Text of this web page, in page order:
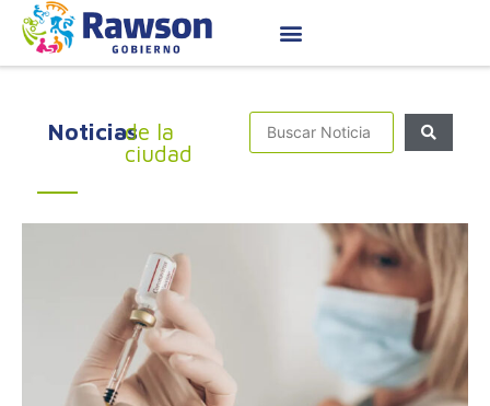
Noticiasde la
ciudad